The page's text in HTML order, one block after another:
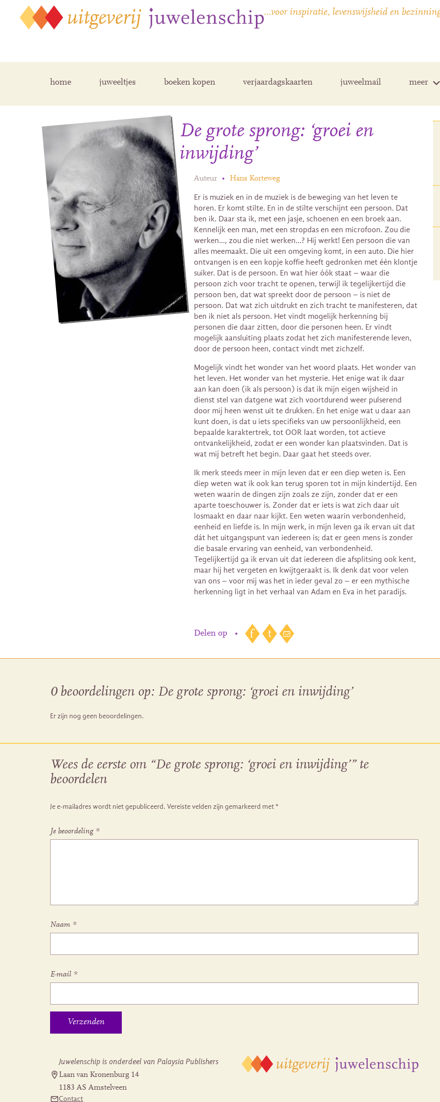
…voor inspiratie, levenswijsheid en
home juweeltjes boeken kopen verjaardagskaarten juweelmail meer
De grote sprong: ‘groei en
inwijding’
Auteur • Hans Korteweg
Er is muziek en in de muziek is de beweging van het leven te
horen. Er komt stilte. En in de stilte verschijnt een persoon. Dat
ben ik. Daar sta ik, met een jasje, schoenen en een broek aan.
Kennelijk een man, met een stropdas en een microfoon. Zou die
werken…, zou die niet werken…? Hij werkt! Een persoon die van
alles meemaakt. Die uit een omgeving komt, in een auto. Die hier
ontvangen is en een kopje koffie heeft gedronken met één klontje
suiker. Dat is de persoon. En wat hier óók staat – waar die
persoon zich voor tracht te openen, terwijl ik tegelijkertijd die
persoon ben, dat wat spreekt door de persoon – is niet de
persoon. Dat wat zich uitdrukt en zich tracht te manifesteren, dat
ben ik niet als persoon. Het vindt mogelijk herkenning bij
personen die daar zitten, door die personen heen. Er vindt
mogelijk aansluiting plaats zodat het zich manifesterende leven,
door de persoon heen, contact vindt met zichzelf.
Mogelijk vindt het wonder van het woord plaats. Het wonder van
het leven. Het wonder van het mysterie. Het enige wat ik daar
aan kan doen (ik als persoon) is dat ik mijn eigen wijsheid in
dienst stel van datgene wat zich voortdurend weer pulserend
door mij heen wenst uit te drukken. En het enige wat u daar aan
kunt doen, is dat u iets specifieks van uw persoonlijkheid, een
bepaalde karaktertrek, tot OOR laat worden, tot actieve
ontvankelijkheid, zodat er een wonder kan plaatsvinden. Dat is
wat mij betreft het begin. Daar gaat het steeds over.
Ik merk steeds meer in mijn leven dat er een diep weten is. Een
diep weten wat ik ook kan terug sporen tot in mijn kindertijd. Een
weten waarin de dingen zijn zoals ze zijn, zonder dat er een
aparte toeschouwer is. Zonder dat er iets is wat zich daar uit
losmaakt en daar naar kijkt. Een weten waarin verbondenheid,
eenheid en liefde is. In mijn werk, in mijn leven ga ik ervan uit dat
dát het uitgangspunt van iedereen is; dat er geen mens is zonder
die basale ervaring van eenheid, van verbondenheid.
Tegelijkertijd ga ik ervan uit dat iedereen die afsplitsing ook kent,
maar hij het vergeten en kwijtgeraakt is. Ik denk dat voor velen
van ons – voor mij was het in ieder geval zo – er een mythische
herkenning ligt in het verhaal van Adam en Eva in het paradijs.
Delen op •
0 beoordelingen op: De grote sprong: ‘groei en inwijding’
Er zijn nog geen beoordelingen.
Wees de eerste om “De grote sprong: ‘groei en inwijding’” te
beoordelen
Je e-mailadres wordt niet gepubliceerd. Vereiste velden zijn gemarkeerd met*
Je beoordeling *
Naam *
E-mail *
Juwelenschip is onderdeel van Palaysia Publishers
Laan van Kronenburg 14
1183 AS Amstelveen
Contact